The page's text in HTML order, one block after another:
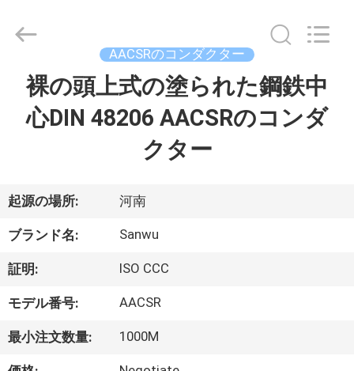
ダ
ク
ト
私
supplier.
Copyright
Luoyang
AACSRのコンダクター
裸の頭上式の塗られた鋼鉄中
心DIN 48206 AACSRのコンダ
クター
起源の場所: 河南
ブランド名: Sanwu
証明: ISO CCC
モデル番号: AACSR
最小注文数量: 1000M